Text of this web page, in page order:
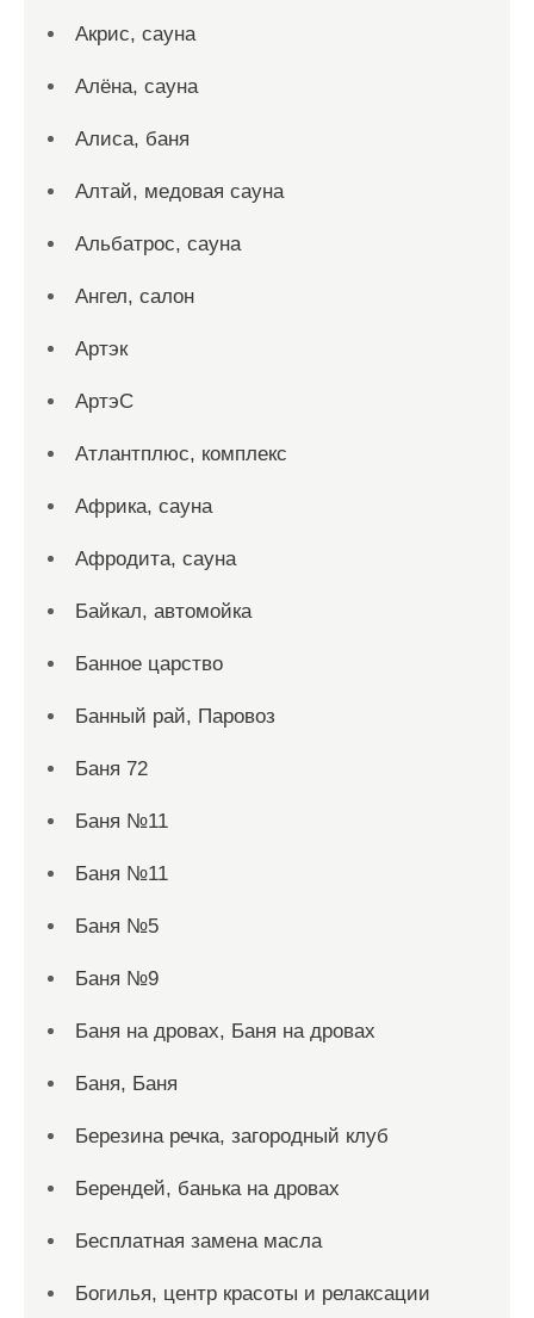
Акрис, сауна
Алёна, сауна
Алиса, баня
Алтай, медовая сауна
Альбатрос, сауна
Ангел, салон
Артэк
АртэС
Атлантплюс, комплекс
Африка, сауна
Афродита, сауна
Байкал, автомойка
Банное царство
Банный рай, Паровоз
Баня 72
Баня №11
Баня №11
Баня №5
Баня №9
Баня на дровах, Баня на дровах
Баня, Баня
Березина речка, загородный клуб
Берендей, банька на дровах
Бесплатная замена масла
Богилья, центр красоты и релаксации